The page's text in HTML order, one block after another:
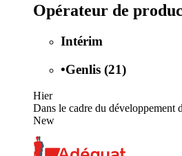
Opérateur de
Intérim
•Genlis (21)
Hier
Dans le cadre du développement
New